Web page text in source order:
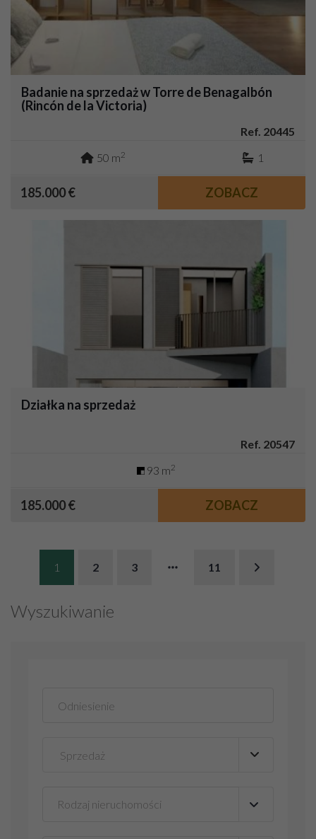
Badanie na sprzedaż w Torre de Benagalbón
(Rincón de la Victoria)
Ref. 20445
50 m2 1
185.000 € ZOBACZ
Działka na sprzedaż
Ref. 20547
93 m2
185.000 € ZOBACZ
1 2 3 11
Wyszukiwanie
Rodzaj nieruchomości ▼